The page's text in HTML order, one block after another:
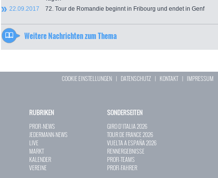
22.09.2017 72. Tour de Romandie beginnt in Fribourg und endet in Genf
Weitere Nachrichten zum Thema
COOKIE EINSTELLUNGEN | DATENSCHUTZ | KONTAKT| IMPRESSUM
RUBRIKEN
PROFI-NEWS
JEDERMANN-NEWS
LIVE
MARKT
KALENDER
VEREINE
SONDERSEITEN
GIRO D`ITALIA 2026
TOUR DE FRANCE 2026
VUELTA A ESPAÑA 2026
RENNERGEBNISSE
PROFI-TEAMS
PROFI-FAHRER